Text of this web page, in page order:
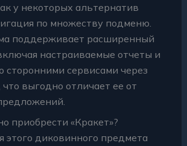
у некоторых альтернатив
по множеству подменю.
поддерживает расширенный
настраиваемые отчеты и
сторонними сервисами через
выгодно отличает ее от
приобрести «Кракет»?
этого диковинного предмета